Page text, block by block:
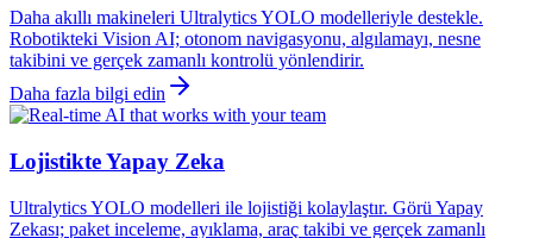
Daha akıllı makineleri Ultralytics YOLO modelleriyle destekle.
Robotikteki Vision AI; otonom navigasyonu, algılamayı, nesne
takibini ve gerçek zamanlı kontrolü yönlendirir.
Daha fazla bilgi edin
Lojistikte Yapay Zeka
Ultralytics YOLO modelleri ile lojistiği kolaylaştır. Görü Yapay
Zekası; paket inceleme, ayıklama, araç takibi ve gerçek zamanlı